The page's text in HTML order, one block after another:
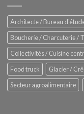
Architecte / Bureau
Boucherie / Charcuterie /
Collectivités / Cuisine
Food truck
Glacier /
Secteur agroalimentaire